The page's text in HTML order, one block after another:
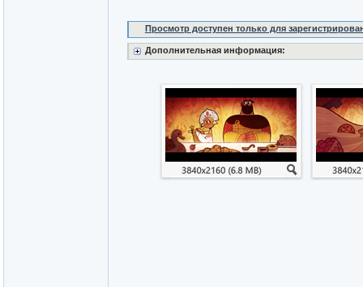
Просмотр доступен только для
Дополнительная информация: